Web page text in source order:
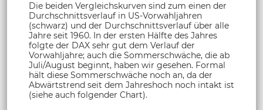
Die beiden Vergleichskurven sind zum einen der
Durchschnittsverlauf in US-Vorwahljahren
(schwarz) und der Durchschnittsverlauf über alle
Jahre seit 1960. In der ersten Hälfte des Jahres
folgte der DAX sehr gut dem Verlauf der
Vorwahljahre; auch die Sommerschwäche, die ab
Juli/August beginnt, haben wir gesehen. Formal
hält diese Sommerschwäche noch an, da der
Abwärtstrend seit dem Jahreshoch noch intakt ist
(siehe auch folgender Chart).